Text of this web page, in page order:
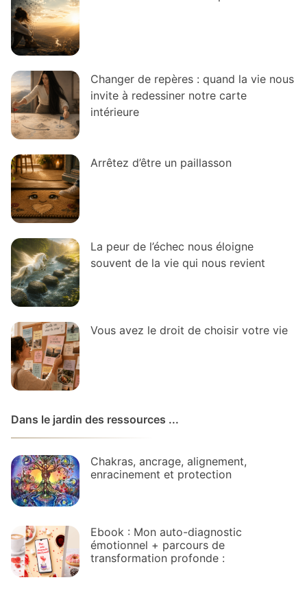
Changer de repères : quand la vie nous
invite à redessiner notre carte
intérieure
Arrêtez d’être un paillasson
La peur de l’échec nous éloigne
souvent de la vie qui nous revient
Vous avez le droit de choisir votre vie
Dans le jardin des ressources ...
Chakras, ancrage, alignement,
enracinement et protection
Ebook : Mon auto-diagnostic
émotionnel + parcours de
transformation profonde :